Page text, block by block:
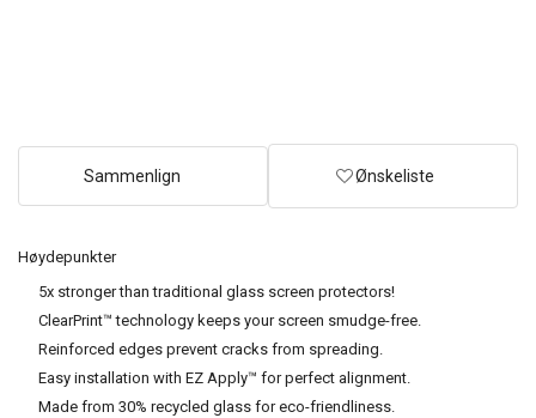
Høydepunkter
5x stronger than traditional glass screen protectors!
ClearPrint™ technology keeps your screen smudge-free.
Reinforced edges prevent cracks from spreading.
Easy installation with EZ Apply™ for perfect alignment.
Made from 30% recycled glass for eco-friendliness.
Sammenlign Ønskeliste